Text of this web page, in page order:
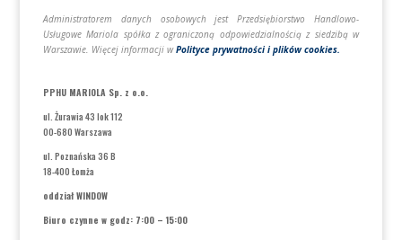
Administratorem danych osobowych jest Przedsiębiorstwo Handlowo-
Usługowe Mariola spółka z ograniczoną odpowiedzialnością z siedzibą w
Warszawie. Więcej informacji wPolityce prywatności i plików cookies.
PPHU MARIOLA Sp. z o.o.
ul. Żurawia 43 lok 112
00-680 Warszawa
ul. Poznańska 36 B
18-400 Łomża
oddział WINDOW
Biuro czynne w godz: 7:00 – 15:00